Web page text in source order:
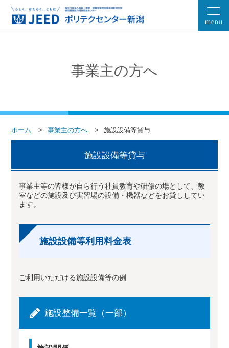
事業主の方へ
ホーム 事業主の方へ 施設設備等貸与
施設設備等貸与
事業主等の皆様が自ら行う社員教育や研修の場として、教
室などの施設及び実習場の設備・機器などをお貸ししてい
ます。
施設設備等利用料金表
ご利用いただける施設設備等の例
施設整備一覧（一部）